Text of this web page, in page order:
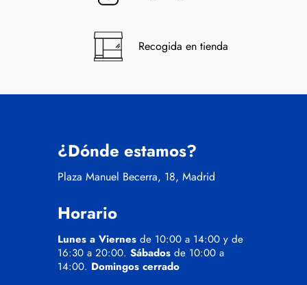
Recogida en tienda
¿Dónde estamos?
Plaza Manuel Becerra, 18, Madrid
Horario
Lunes a Viernes de 10:00 a 14:00 y de
16:30 a 20:00. Sábados de 10:00 a
14:00. Domingos cerrado